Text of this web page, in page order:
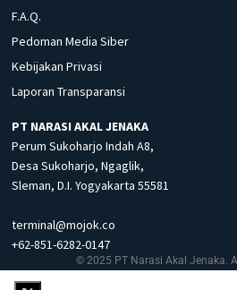
F.A.Q.
Pedoman Media Siber
Kebijakan Privasi
Laporan Transparansi
PT NARASI AKAL JENAKA
Perum Sukoharjo Indah A8,
Desa Sukoharjo, Ngaglik,
Sleman, D.I. Yogyakarta 55581
terminal@mojok.co
+62-851-6282-0147
© 2025 PT Narasi Akal Jenaka.